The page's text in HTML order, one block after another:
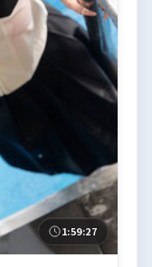
1:59:27